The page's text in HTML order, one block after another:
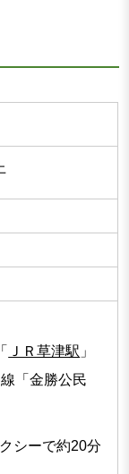
ＪＲ草津駅 」
「金勝公民
シーで約20分